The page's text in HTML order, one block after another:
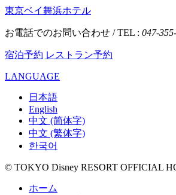
東京ベイ舞浜ホテル
お電話でのお問い合わせ / TEL : 047-
宿泊予約 レストラン予約
LANGUAGE
日本語
English
中文 (简体字)
中文 (繁体字)
한국어
© TOKYO Disney RESORT OFFICIAL
ホーム